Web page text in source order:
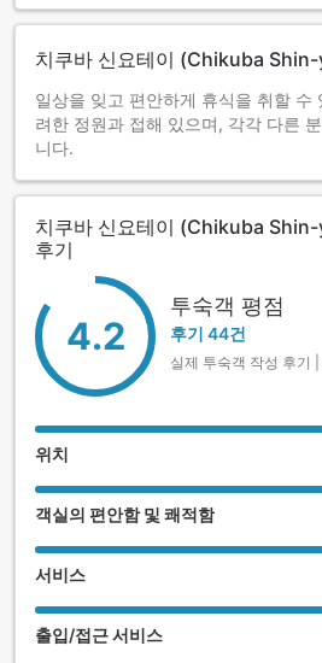
치쿠바 신요테이 (Chikuba
일상을 잊고 편안하게 휴식을 취할 수
려한 정원과 접해 있으며, 각각 다른
니다.
치쿠바 신요테이 (Chikuba
후기
4.2
투숙객 평점
후기 44건
실제 투숙객 작성 후기
위치
객실의 편안함 및 쾌적함
서비스
출입/접근 서비스